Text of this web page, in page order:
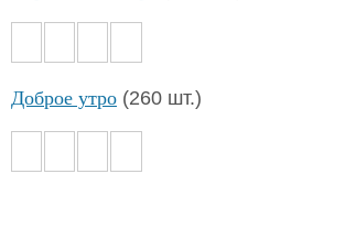
Хорошего вечера